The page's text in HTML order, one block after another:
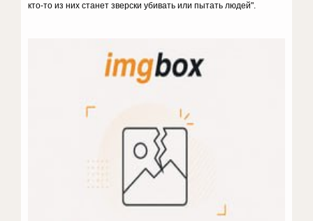
кто-то из них станет зверски убивать или пытать людей".